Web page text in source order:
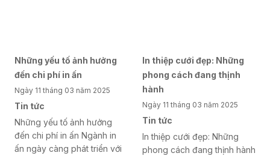
Những yếu tố ảnh hưởng
đến chi phí in ấn
Ngày 11 tháng 03 năm 2025
Tin tức
Những yếu tố ảnh hưởng
đến chi phí in ấn Ngành in
ấn ngày càng phát triển với
In thiệp cưới đẹp: Những
phong cách đang thịnh
hành
Ngày 11 tháng 03 năm 2025
Tin tức
In thiệp cưới đẹp: Những
phong cách đang thịnh hành